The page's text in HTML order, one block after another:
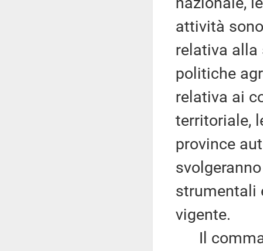
attività
relativa alla
politiche
relativa ai
territoriale,
province
strumentali
vigente.
Il comma